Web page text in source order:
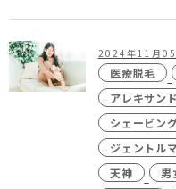
2024年11月05
医療脱毛
アレキサン
シェービン
ジェントル
天神
男